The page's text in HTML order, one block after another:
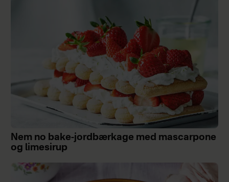
Nem no bake-jordbærkage med mascarpone
og limesirup